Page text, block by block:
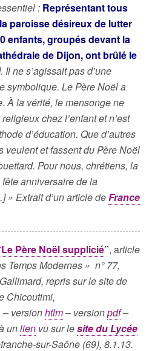
: Représentant tous
paroisse désireux de lutter
enfants, groupés devant la
de Dijon, ont brûlé le
Il ne s’agissait pas d’une
symbolique. Le Père Noël a
À la vérité, le mensonge ne
chez l’enfant et n’est
d’éducation. Que d’autres
veulent et fassent du Père Noël
Pour nous, chrétiens, la
anniversaire de la
Extrait d’un article deFrance
Père Noël supplicié”, article
Temps Modernes » n° 77,
repris sur le site de
Chicoutimi,
–versionhtlm– versionpdf–
unlien vu sur lesite du Lycée
sur-Saône (69), 8.1.13.